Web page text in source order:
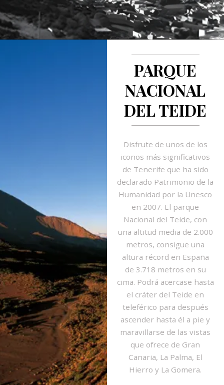
PARQUE
NACIONAL
DEL TEIDE
Disfrute de unos de los
iconos más significativos
de Tenerife que ha sido
declarado Patrimonio de la
Humanidad por la Unesco
en 2007. El parque
Nacional del Teide, con
una altitud media de 2.000
metros, consigue una
altura récord en España
de 3.718 metros en su
cima. Podrá acercase hasta
el cráter del Teide en
teleférico para después
ascender hasta él a pie y
maravillarse de las vistas
que ofrece de Gran
Canaria, La Palma, El
Hierro y La Gomera.